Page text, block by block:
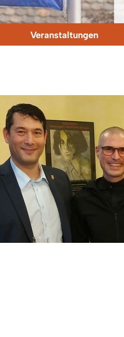
Veranstaltungen